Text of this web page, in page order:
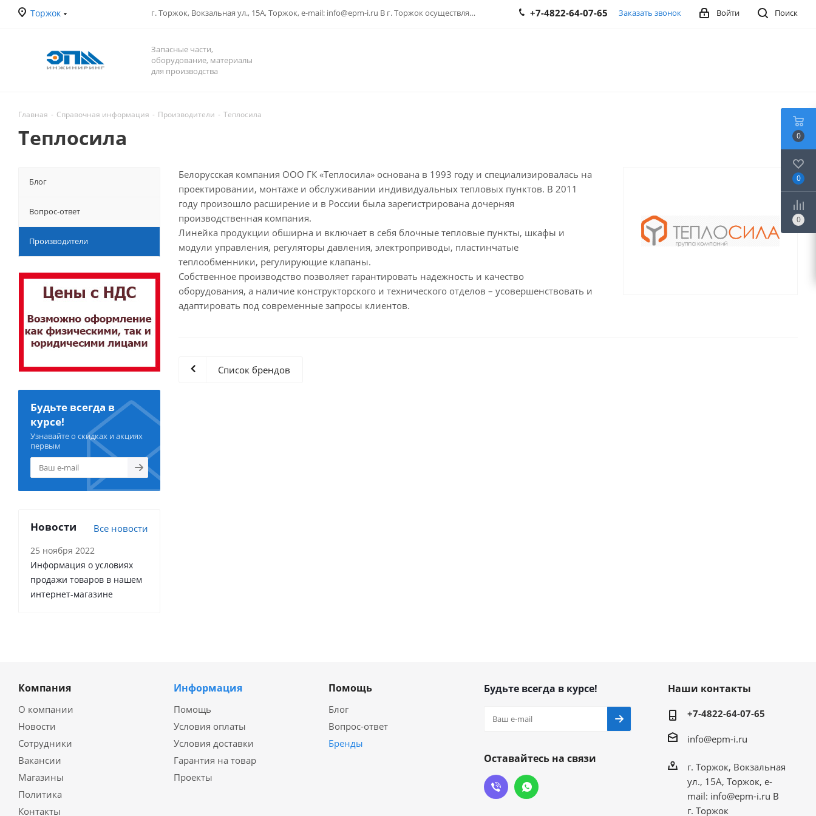
Торжок г. Торжок, Вокзальная ул., 15А, Торжок, e-mail: info@epm-i.ru В г. Торжок осуществляется доставка через CDEK Поиск
Войти
+7-4822-64-07-65 Заказать звонок
Запасные части,
оборудование, материалы
для производства
Главная - Справочная информация - Производители - Теплосила
Теплосила
Белорусская компания ООО ГК «Теплосила» основана в 1993 году и специализировалась на
проектировании, монтаже и обслуживании индивидуальных тепловых пунктов. В 2011
году произошло расширение и в России была зарегистрирована дочерняя
производственная компания.
Линейка продукции обширна и включает в себя блочные тепловые пункты, шкафы и
модули управления, регуляторы давления, электроприводы, пластинчатые
теплообменники, регулирующие клапаны.
Собственное производство позволяет гарантировать надежность и качество
оборудования, а наличие конструкторского и технического отделов – усовершенствовать и
адаптировать под современные запросы клиентов.
Список брендов
Блог
Вопрос-ответ
Производители
Будьте всегда в
курсе!
Узнавайте о скидках и акциях
первым
Новости Все новости
25 ноября 2022
Информация о условиях
продажи товаров в нашем
интернет-магазине
Компания
О компании
Новости
Сотрудники
Вакансии
Магазины
Политика
Контакты
Информация
Помощь
Условия оплаты
Условия доставки
Гарантия на товар
Проекты
Помощь
Блог
Вопрос-ответ
Бренды
Будьте всегда в курсе!
Оставайтесь на связи
Наши контакты
+7-4822-64-07-65
info@epm-i.ru
г. Торжок, Вокзальная
ул., 15А, Торжок, e-
mail: info@epm-i.ru В
г. Торжок
0
0
0